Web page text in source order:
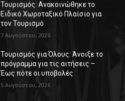
Τουρισμός: Ανακοινώθηκε το
Ειδικό Χωροταξικό Πλαίσιο για
τον Τουρισμό
7 Αυγούστου, 2026
Τουρισμός για Όλους: Άνοιξε το
πρόγραμμα για τις αιτήσεις –
Έως πότε οι υποβολές
5 Αυγούστου, 2026